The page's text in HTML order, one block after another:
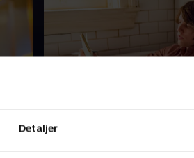
DetaljerGoldie slås med Marty og Eli.